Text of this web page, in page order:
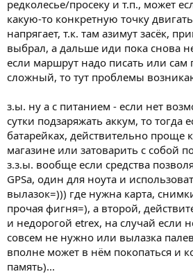
редколесье/просеку и т.п., может
какую-то конкретную точку
напрягает, т.к. там азимут засёк,
выбрал, а дальше иди пока снова
если маршрут надо писать или сам
сложный, то тут проблемы
з.ы. ну а с питанием - если нет
сутки подзаряжать аккум, то тогда
батарейках, действительно проще
магазине или затоварить с собой
з.з.ы. вообще если средства
GPSа, один для ноута и
вылазок=))) где нужна карта,
прочая фигня=), а второй,
и недорогой etrex, на случай если
совсем не нужно или вылазка
вполне может в нём покопаться и
память)...